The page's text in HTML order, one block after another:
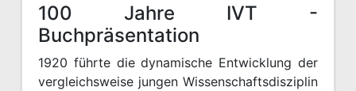
100 Jahre IVT -
Buchpräsentation
1920 führte die dynamische Entwicklung der
vergleichsweise jungen Wissenschaftsdisziplin